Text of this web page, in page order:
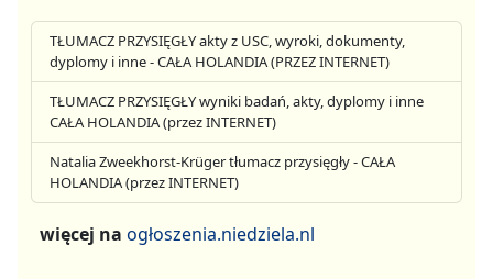
TŁUMACZ PRZYSIĘGŁY akty z USC, wyroki, dokumenty,
dyplomy i inne - CAŁA HOLANDIA (PRZEZ INTERNET)
TŁUMACZ PRZYSIĘGŁY wyniki badań, akty, dyplomy i inne
CAŁA HOLANDIA (przez INTERNET)
Natalia Zweekhorst-Krüger tłumacz przysięgły - CAŁA
HOLANDIA (przez INTERNET)
więcej na ogłoszenia.niedziela.nl